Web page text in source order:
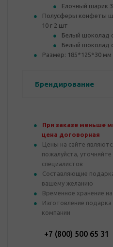
Елочный шарик
Полусферы конфеты
10 г 2 шт
Белый шоколад
Белый шоколад
Размер: 185*125*30 мм
Брендирование
При заказе меньше
цена договорная
Цены на сайте
пожалуйста,
специалистов
Составляющие
вашему желанию
Временное хранение
Изготовление
компании
+7 (800) 500 65 31